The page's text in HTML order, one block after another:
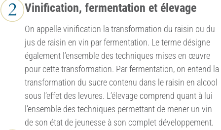
Vinification, fermentation et élevage
On appelle vinification la transformation du raisin ou du
jus de raisin en vin par fermentation. Le terme désigne
également l’ensemble des techniques mises en œuvre
pour cette transformation. Par fermentation, on entend la
transformation du sucre contenu dans le raisin en alcool
sous l’effet des levures. L’élevage comprend quant à lui
l’ensemble des techniques permettant de mener un vin
de son état de jeunesse à son complet développement.